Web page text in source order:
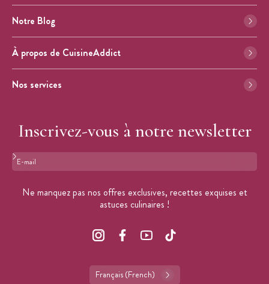
Notre Blog
À propos de CuisineAddict
Nos services
Inscrivez-vous à notre newsletter
Format : adresse@email.com
Ne manquez pas nos offres exclusives, recettes exquises et
astuces culinaires !
Français (French)